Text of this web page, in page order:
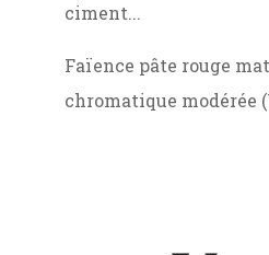
ciment...
Faïence pâte rouge
chromatique modérée